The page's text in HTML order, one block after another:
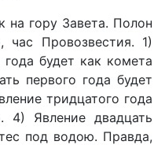
гору Завета. Полон
час Провозвестия. 1)
будет как комета
первого года будет
тридцатого года
4) Явление двадцать
под водою. Правда,